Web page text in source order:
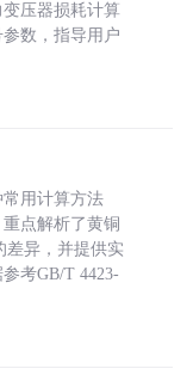
压器损耗计算
参数，指导用户
用计算方法
点解析了黄铜
差异，并提供实
考GB/T 4423-